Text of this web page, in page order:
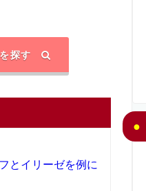
探す
とイリーゼを例に